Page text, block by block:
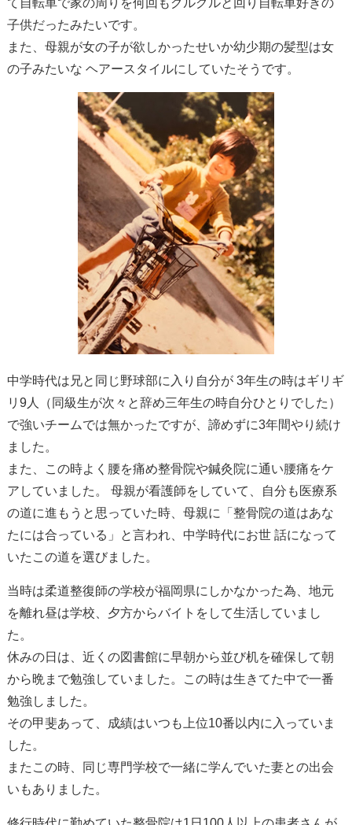
子供だったみたいです。
また、母親が女の子が欲しかったせいか幼少期の髪型は女
の子みたいな ヘアースタイルにしていたそうです。
中学時代は兄と同じ野球部に入り自分が 3年生の時はギリギ
リ9人（同級生が次々と辞め三年生の時自分ひとりでした）
で強いチームでは無かったですが、諦めずに3年間やり続け
ました。
また、この時よく腰を痛め整骨院や鍼灸院に通い腰痛をケ
アしていました。 母親が看護師をしていて、自分も医療系
の道に進もうと思っていた時、母親に「整骨院の道はあな
たには合っている」と言われ、中学時代にお世 話になって
いたこの道を選びました。
当時は柔道整復師の学校が福岡県にしかなかった為、地元
を離れ昼は学校、夕方からバイトをして生活していまし
た。
休みの日は、近くの図書館に早朝から並び机を確保して朝
から晩まで勉強していました。この時は生きてた中で一番
勉強しました。
その甲斐あって、成績はいつも上位10番以内に入っていま
した。
またこの時、同じ専門学校で一緒に学んでいた妻との出会
いもありました。